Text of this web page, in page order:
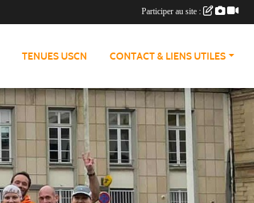
TENUES USCN CONTACT & LIENS UTILES
Participer au site :